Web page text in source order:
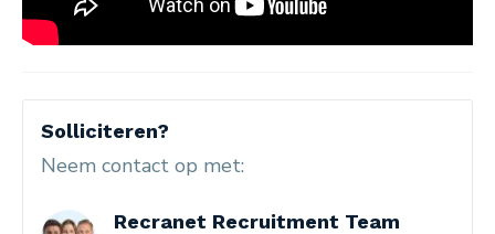
Solliciteren?
Neem contact op met:
Recranet Recruitment Team